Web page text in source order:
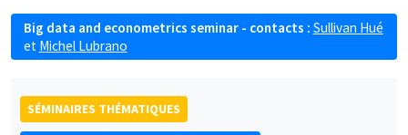
Big data and econometrics seminar - contacts : Sullivan Hué
et Michel Lubrano
SÉMINAIRES THÉMATIQUES